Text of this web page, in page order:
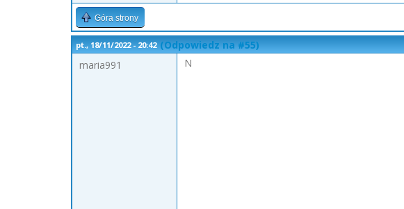
Góra strony
pt., 18/11/2022 - 20:42 (Odpowiedz na #55)
maria991
N